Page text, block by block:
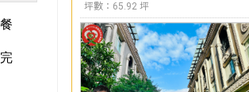
坪數：65.92 坪